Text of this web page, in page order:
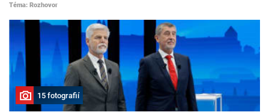
Téma: Rozhovor
15 fotografií